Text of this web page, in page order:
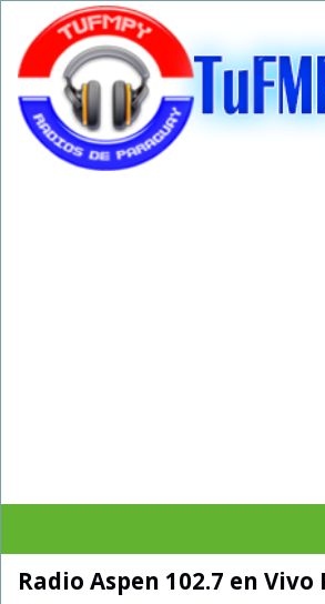
Radio Aspen 102.7 en